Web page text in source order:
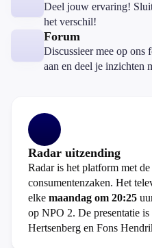
Deel jouw ervaring!
het verschil!
Forum
Discussieer mee op ons
aan en deel je inzichten
Radar uitzending
Radar is het platform met
consumentenzaken. Het
elke maandag om 20:25
op NPO 2. De presentatie
Hertsenberg en Fons